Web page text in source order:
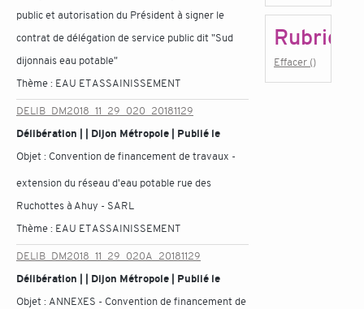
public et autorisation du Président à signer le
contrat de délégation de service public dit "Sud
dijonnais eau potable"
Thème : EAU ET ASSAINISSEMENT
DELIB_DM2018_11_29_020_20181129
Délibération | | Dijon Métropole | Publié le
Objet : Convention de financement de travaux -
extension du réseau d'eau potable rue des
Ruchottes à Ahuy - SARL
Thème : EAU ET ASSAINISSEMENT
DELIB_DM2018_11_29_020A_20181129
Délibération | | Dijon Métropole | Publié le
Objet : ANNEXES - Convention de financement de
Rubrique
Effacer ()